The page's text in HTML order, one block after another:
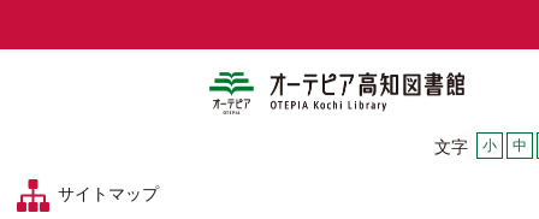
文字 小 中
サイトマップ